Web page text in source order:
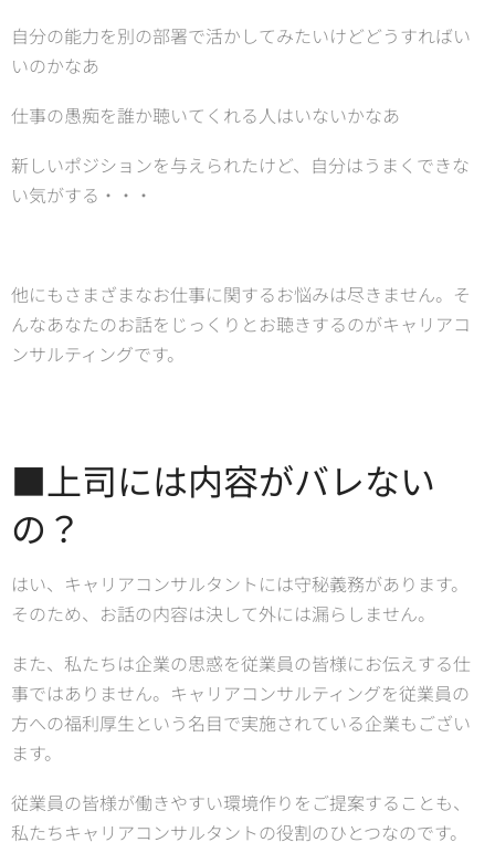
自分の能力を別の部署で活かしてみたいけどどうすればい
いのかなあ
仕事の愚痴を誰か聴いてくれる人はいないかなあ
新しいポジションを与えられたけど、自分はうまくできな
い気がする・・・
他にもさまざまなお仕事に関するお悩みは尽きません。そ
んなあなたのお話をじっくりとお聴きするのがキャリアコ
ンサルティングです。
■上司には内容がバレない
の？
はい、キャリアコンサルタントには守秘義務があります。
そのため、お話の内容は決して外には漏らしません。
また、私たちは企業の思惑を従業員の皆様にお伝えする仕
事ではありません。キャリアコンサルティングを従業員の
方への福利厚生という名目で実施されている企業もござい
ます。
従業員の皆様が働きやすい環境作りをご提案することも、
私たちキャリアコンサルタントの役割のひとつなのです。